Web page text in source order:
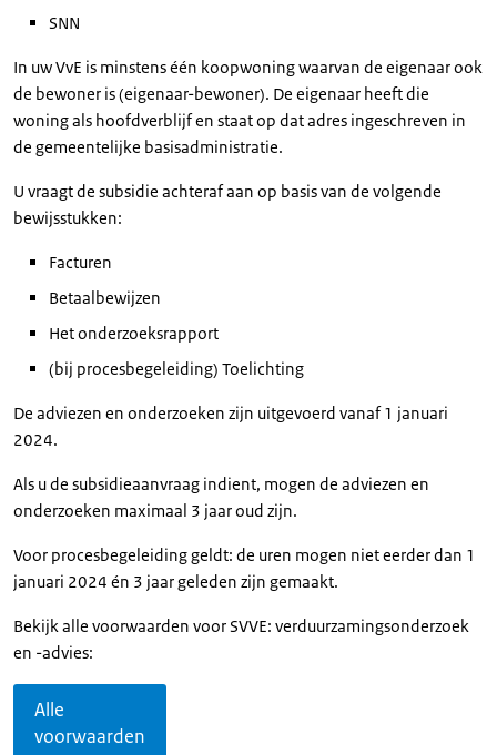
SNN
In uw VvE is minstens één koopwoning waarvan de eigenaar ook
de bewoner is (eigenaar-bewoner). De eigenaar heeft die
woning als hoofdverblijf en staat op dat adres ingeschreven in
de gemeentelijke basisadministratie.
U vraagt de subsidie achteraf aan op basis van de volgende
bewijsstukken:
Facturen
Betaalbewijzen
Het onderzoeksrapport
(bij procesbegeleiding) Toelichting
De adviezen en onderzoeken zijn uitgevoerd vanaf 1 januari
2024.
Als u de subsidieaanvraag indient, mogen de adviezen en
onderzoeken maximaal 3 jaar oud zijn.
Voor procesbegeleiding geldt: de uren mogen niet eerder dan 1
januari 2024 én 3 jaar geleden zijn gemaakt.
Bekijk alle voorwaarden voor SVVE: verduurzamingsonderzoek
en -advies:
Alle
voorwaarden